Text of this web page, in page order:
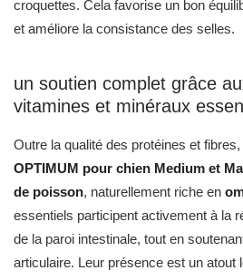
croquettes. Cela favorise un bon
et améliore la consistance des selles.
un soutien complet grâce
vitamines et minéraux
Outre la qualité des protéines et
OPTIMUM pour chien Medium et
de poisson, naturellement riche en
essentiels participent activement à la
de la paroi intestinale, tout en
articulaire. Leur présence est un atout